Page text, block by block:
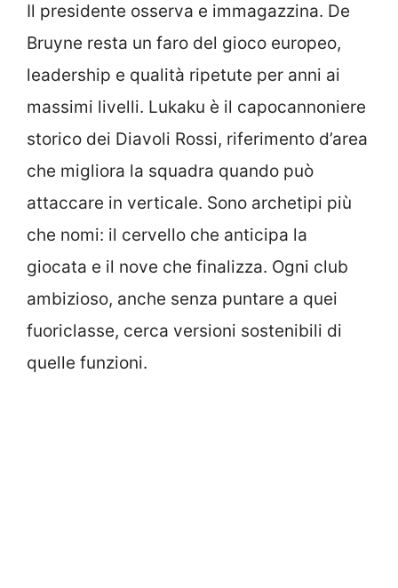
Il presidente osserva e immagazzina. De
Bruyne resta un faro del gioco europeo,
leadership e qualità ripetute per anni ai
massimi livelli. Lukaku è il capocannoniere
storico dei Diavoli Rossi, riferimento d’area
che migliora la squadra quando può
attaccare in verticale. Sono archetipi più
che nomi: il cervello che anticipa la
giocata e il nove che finalizza. Ogni club
ambizioso, anche senza puntare a quei
fuoriclasse, cerca versioni sostenibili di
quelle funzioni.